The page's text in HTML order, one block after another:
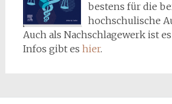
bestens für die
hochschulische
Auch als Nachschlagewerk ist
Infos gibt es hier.